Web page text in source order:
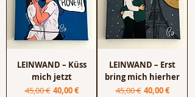
LEINWAND – Küss
mich jetzt
Standardpreis
45,00 € Sale-Preis
40,00 €
LEINWAND – Erst
bring mich hierher
Standardpreis
45,00 € Sale-Preis
40,00 €